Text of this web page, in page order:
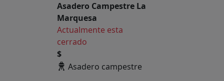
Asadero Campestre La
Marquesa
Actualmente esta
cerrado
$
Asadero campestre